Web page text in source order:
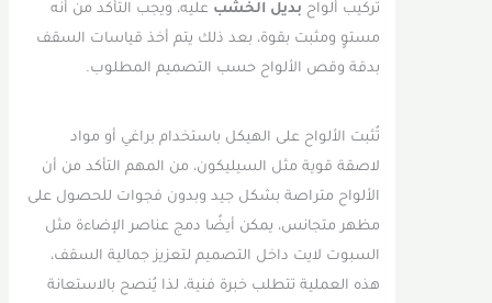
تركيب ألواحبديل الخشبعليه، ويجب التأكد من أنه
مستوٍ ومثبت بقوة، بعد ذلك يتم أخذ قياسات السقف
بدقة وقص الألواح حسب التصميم المطلوب.
تُثبت الألواح على الهيكل باستخدام براغي أو مواد
لاصقة قوية مثل السيليكون، من المهم التأكد من أن
الألواح متراصة بشكل جيد وبدون فجوات للحصول على
مظهر متجانس، يمكن أيضًا دمج عناصر الإضاءة مثل
السبوت لايت داخل التصميم لتعزيز جمالية السقف،
هذه العملية تتطلب خبرة فنية، لذا يُنصح بالاستعانة